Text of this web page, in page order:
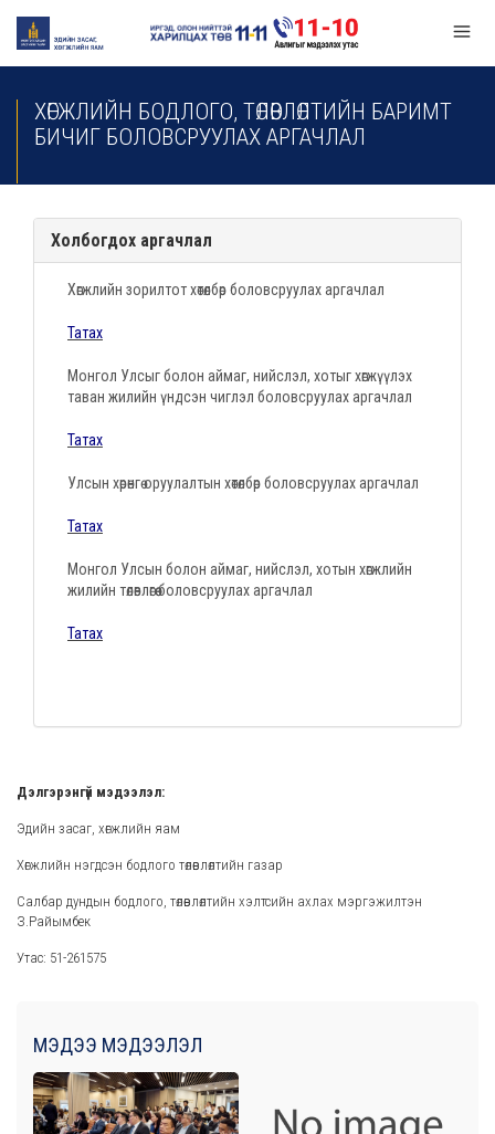
ХӨГЖЛИЙН БОДЛОГО, ТӨЛӨВЛӨЛТИЙН БАРИМТ
БИЧИГ БОЛОВСРУУЛАХ АРГАЧЛАЛ
Холбогдох аргачлал
Хөгжлийн зорилтот хөтөлбөр боловсруулах аргачлал
Татах
Монгол Улсыг болон аймаг, нийслэл, хотыг хөгжүүлэх
таван жилийн үндсэн чиглэл боловсруулах аргачлал
Татах
Улсын хөрөнгө оруулалтын хөтөлбөр боловсруулах аргачлал
Татах
Монгол Улсын болон аймаг, нийслэл, хотын хөгжлийн
жилийн төлөвлөгөө боловсруулах аргачлал
Татах
Дэлгэрэнгүй мэдээлэл:
Эдийн засаг, хөгжлийн яам
Хөгжлийн нэгдсэн бодлого төлөвлөлтийн газар
Салбар дундын бодлого, төлөвлөлтийн хэлтсийн ахлах мэргэжилтэн
З.Райымбек
Утас: 51-261575
МЭДЭЭ МЭДЭЭЛЭЛ